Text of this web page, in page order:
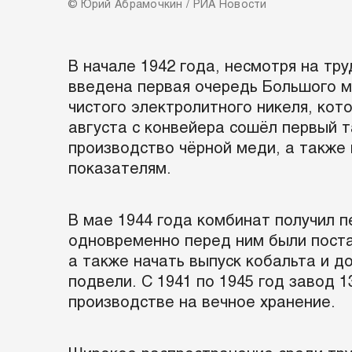
© Юрий Абрамочкин / РИА Новости
В начале 1942 года, несмотря на
введена первая очередь Большого
чистого электролитного никеля,
августа с конвейера сошёл первый
производство чёрной меди, а
показателям.
В мае 1944 года комбинат получил
одновременно перед ним были
а также начать выпуск кобальта и
подвели. С 1941 по 1945 год завод
производстве на вечное хранение.